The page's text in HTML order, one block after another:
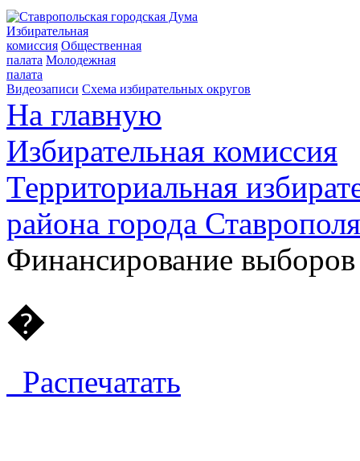
Избирательная
комиссия Общественная
палата Молодежная
палата
Видеозаписи Схема избирательных округов
На главную
Избирательная комиссия
Территориальная
района города Ставрополя
Финансирование выборов
�
Распечатать